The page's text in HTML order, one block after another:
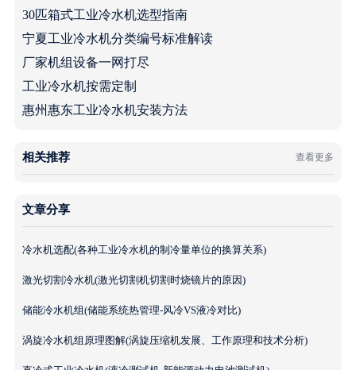
30匹箱式工业冷水机选型指南
宁夏工业冷水机分类编号标准解读
厂家机组设备一网打尽
工业冷水机按需定制
惠州惠东工业冷水机安装方法
相关推荐 查看更多
文章分享
冷水机选配(各种工业冷水机的制冷量单位的换算关系)
激光切割冷水机(激光切割机切割时烧镜片的原因)
储能冷水机组(储能系统热管理-风冷VS液冷对比)
涡旋冷水机组原理图解(涡旋压缩机发展、工作原理和技术分析)